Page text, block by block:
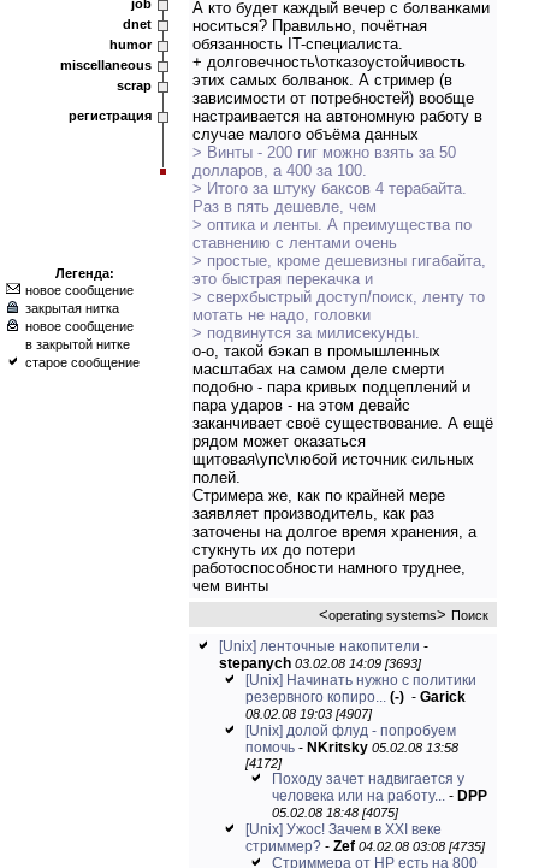
job
dnet
humor
miscellaneous
scrap
регистрация
Легенда:
новое сообщение
закрытая нитка
новое сообщение
в закрытой нитке
старое сообщение
А кто будет каждый вечер с болванками
носиться? Правильно, почётная
обязанность IT-специалиста.
+ долговечность\отказоустойчивость
этих самых болванок. А стример (в
зависимости от потребностей) вообще
настраивается на автономную работу в
случае малого объёма данных
> Винты - 200 гиг можно взять за 50
долларов, а 400 за 100.
> Итого за штуку баксов 4 терабайта.
Раз в пять дешевле, чем
> оптика и ленты. А преимущества по
ставнению с лентами очень
> простые, кроме дешевизны гигабайта,
это быстрая перекачка и
> сверхбыстрый доступ/поиск, ленту то
мотать не надо, головки
> подвинутся за милисекунды.
о-о, такой бэкап в промышленных
масштабах на самом деле смерти
подобно - пара кривых подцеплений и
пара ударов - на этом девайс
заканчивает своё существование. А ещё
рядом может оказаться
щитовая\упс\любой источник сильных
полей.
Стримера же, как по крайней мере
заявляет производитель, как раз
заточены на долгое время хранения, а
стукнуть их до потери
работоспособности намного труднее,
чем винты
<operating systems> Поиск
[Unix] ленточные накопители -
stepanych 03.02.08 14:09 [3693]
[Unix] Начинать нужно с политики
резервного копиро... (-) - Garick
08.02.08 19:03 [4907]
[Unix] долой флуд - попробуем
помочь - NKritsky 05.02.08 13:58
[4172]
Походу зачет надвигается у
человека или на работу... - DPP
05.02.08 18:48 [4075]
[Unix] Ужос! Зачем в XXI веке
стриммер? - Zef 04.02.08 03:08 [4735]
Стриммера от HP есть на 800